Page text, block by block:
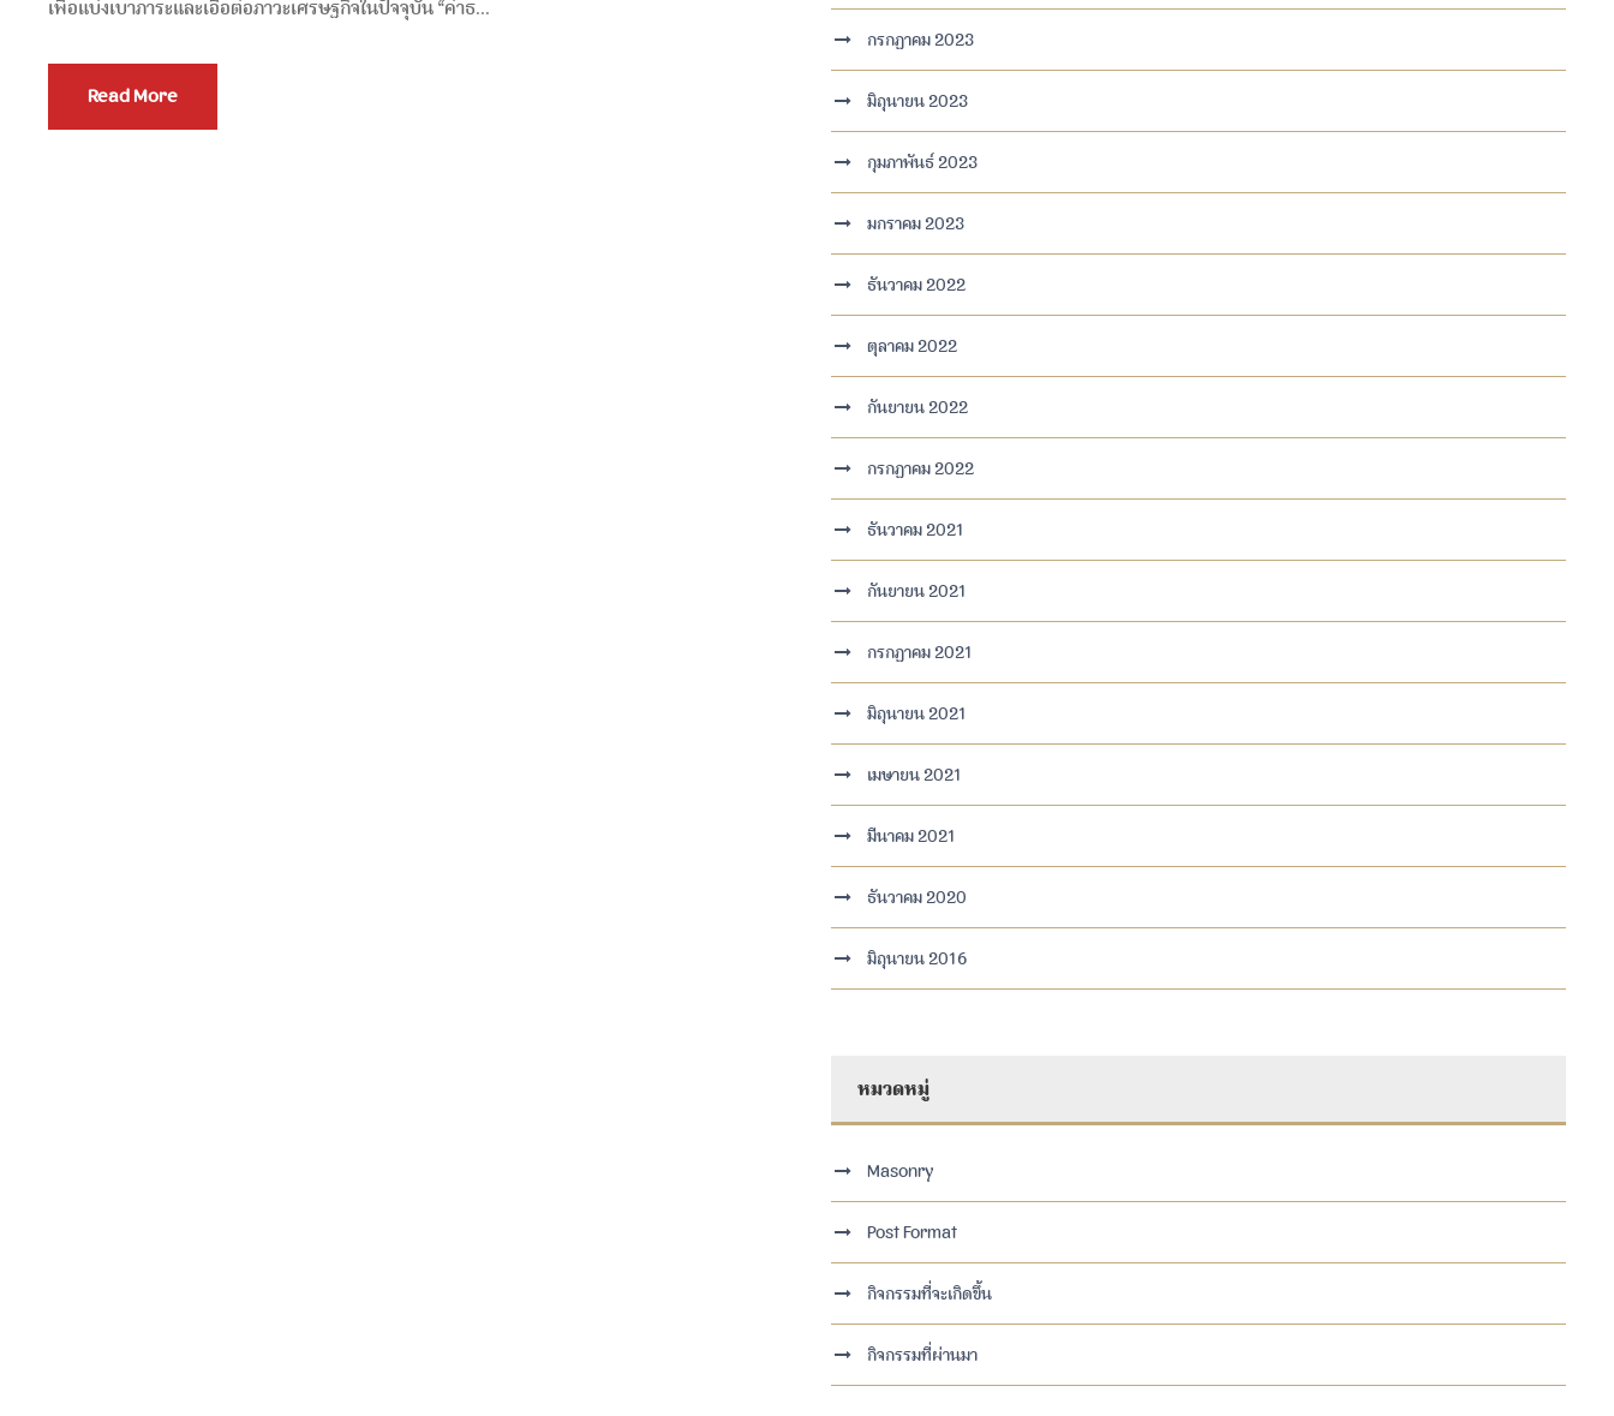
เพื่อแบ่งเบาภาระและเอื้อต่อภาวะเศรษฐกิจในปัจจุบัน “ค่าธ...
Read More
กรกฎาคม 2023
มิถุนายน 2023
กุมภาพันธ์ 2023
มกราคม 2023
ธันวาคม 2022
ตุลาคม 2022
กันยายน 2022
กรกฎาคม 2022
ธันวาคม 2021
กันยายน 2021
กรกฎาคม 2021
มิถุนายน 2021
เมษายน 2021
มีนาคม 2021
ธันวาคม 2020
มิถุนายน 2016
หมวดหมู่
Masonry
Post Format
กิจกรรมที่จะเกิดขึ้น
กิจกรรมที่ผ่านมา